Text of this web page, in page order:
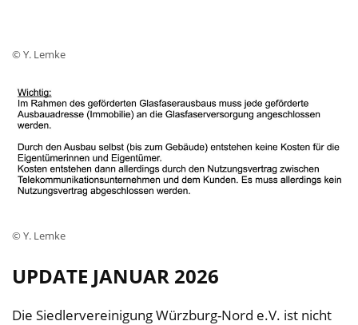
© Y. Lemke
© Y. Lemke
UPDATE JANUAR 2026
Die Siedlervereinigung Würzburg-Nord e.V. ist nicht